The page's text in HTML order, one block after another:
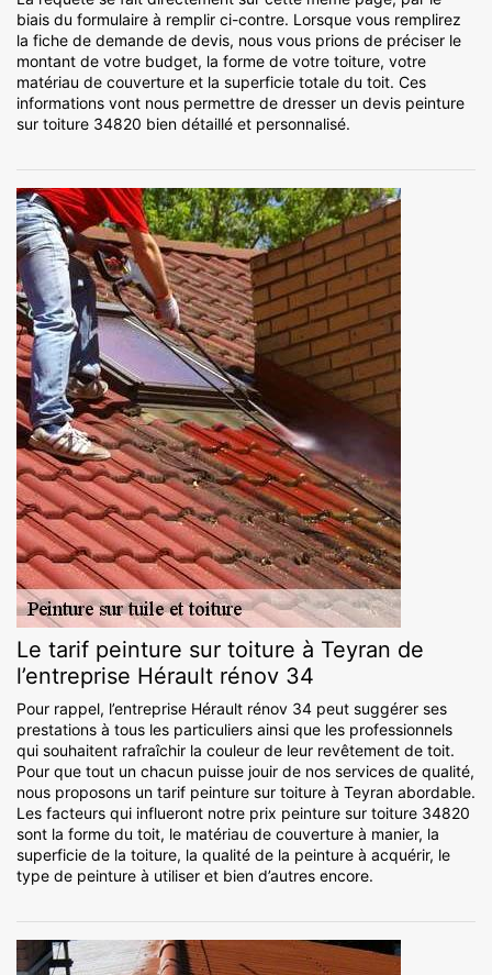
biais du formulaire à remplir ci-contre. Lorsque vous remplirez
la fiche de demande de devis, nous vous prions de préciser le
montant de votre budget, la forme de votre toiture, votre
matériau de couverture et la superficie totale du toit. Ces
informations vont nous permettre de dresser un devis peinture
sur toiture 34820 bien détaillé et personnalisé.
Le tarif peinture sur toiture à Teyran de
l’entreprise Hérault rénov 34
Pour rappel, l’entreprise Hérault rénov 34 peut suggérer ses
prestations à tous les particuliers ainsi que les professionnels
qui souhaitent rafraîchir la couleur de leur revêtement de toit.
Pour que tout un chacun puisse jouir de nos services de qualité,
nous proposons un tarif peinture sur toiture à Teyran abordable.
Les facteurs qui influeront notre prix peinture sur toiture 34820
sont la forme du toit, le matériau de couverture à manier, la
superficie de la toiture, la qualité de la peinture à acquérir, le
type de peinture à utiliser et bien d’autres encore.